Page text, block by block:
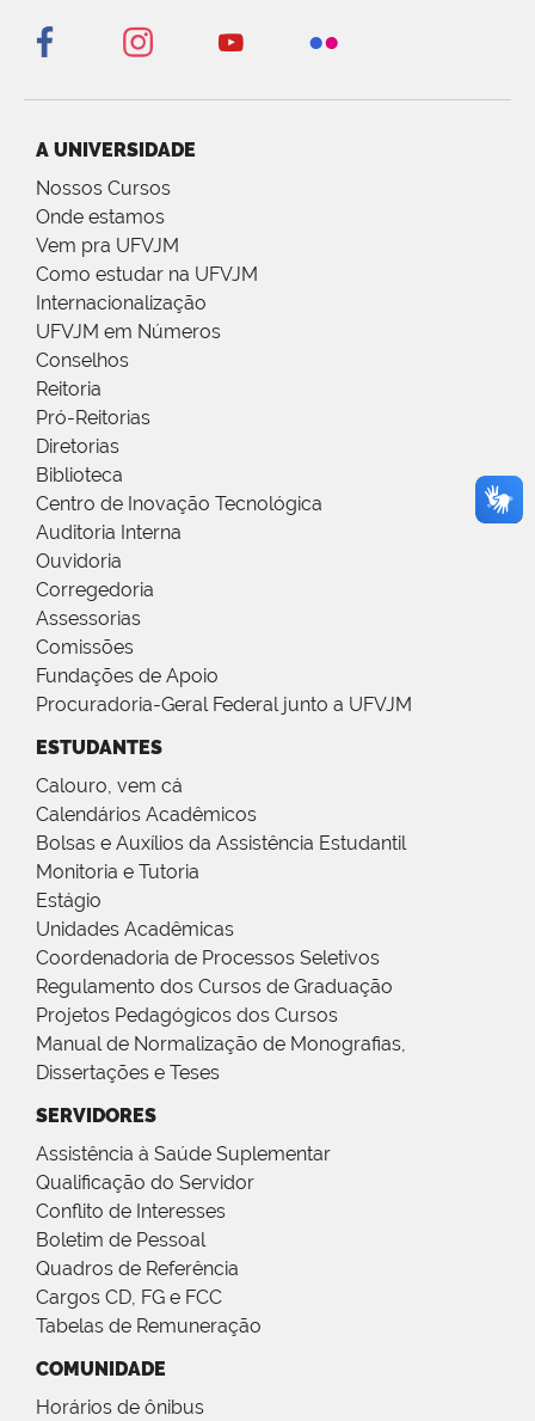
A UNIVERSIDADE
Nossos Cursos
Onde estamos
Vem pra UFVJM
Como estudar na UFVJM
Internacionalização
UFVJM em Números
Conselhos
Reitoria
Pró-Reitorias
Diretorias
Biblioteca
Centro de Inovação Tecnológica
Auditoria Interna
Ouvidoria
Corregedoria
Assessorias
Comissões
Fundações de Apoio
Procuradoria-Geral Federal junto a UFVJM
ESTUDANTES
Calouro, vem cá
Calendários Acadêmicos
Bolsas e Auxílios da Assistência Estudantil
Monitoria e Tutoria
Estágio
Unidades Acadêmicas
Coordenadoria de Processos Seletivos
Regulamento dos Cursos de Graduação
Projetos Pedagógicos dos Cursos
Manual de Normalização de Monografias,
Dissertações e Teses
SERVIDORES
Assistência à Saúde Suplementar
Qualificação do Servidor
Conflito de Interesses
Boletim de Pessoal
Quadros de Referência
Cargos CD, FG e FCC
Tabelas de Remuneração
COMUNIDADE
Horários de ônibus